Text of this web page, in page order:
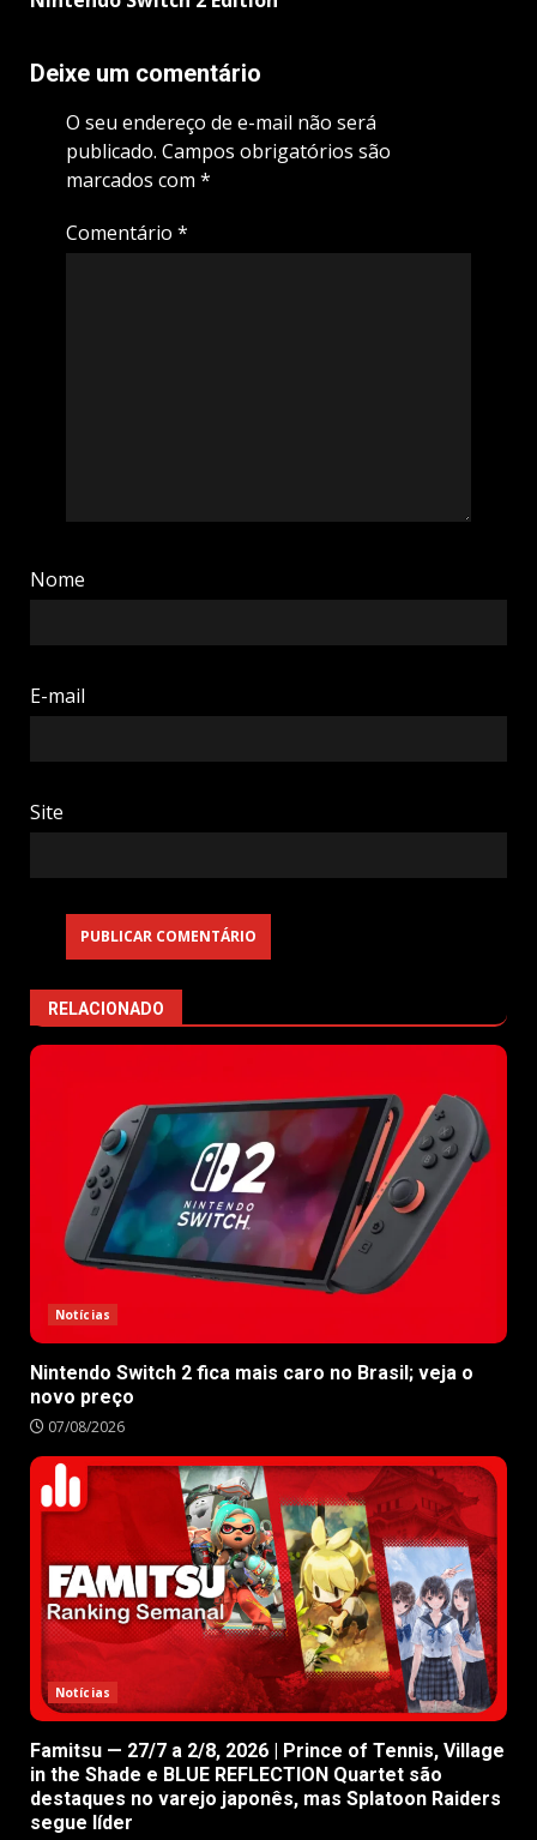
Deixe um comentário
O seu endereço de e-mail não será
publicado. Campos obrigatórios são
marcados com *
Comentário *
Nome
E-mail
Site
RELACIONADO
Notícias
Nintendo Switch 2 fica mais caro no Brasil; veja o
novo preço
07/08/2026
Notícias
Famitsu — 27/7 a 2/8, 2026 | Prince of Tennis, Village
in the Shade e BLUE REFLECTION Quartet são
destaques no varejo japonês, mas Splatoon Raiders
segue líder